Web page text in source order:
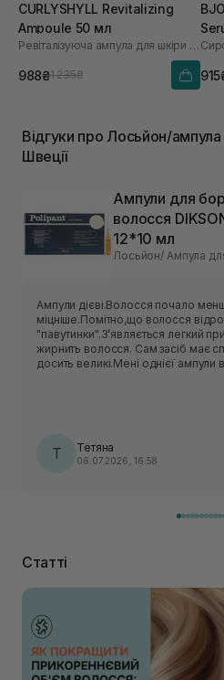
CURLYSHYLL Revitalizing
Ampoule 50 мл
Ревіталізуюча ампула для шкіри голови
988₴1 235₴
Відгуки про Лосьйон/ампула
Швеції
Ампули для
волосся
12*10 мл
Лосьйон/ Ампула
Ампули дієві.Волосся почало
міцніше.Помітно,що волосся
"павутинки".Зʼявляється легкий прикореневий обʼєм.Не
жирнить волосся. Сам засіб має
досить великі.Мені однієї ампули
Т Тетяна
06.07.2026, 16:58
Статті